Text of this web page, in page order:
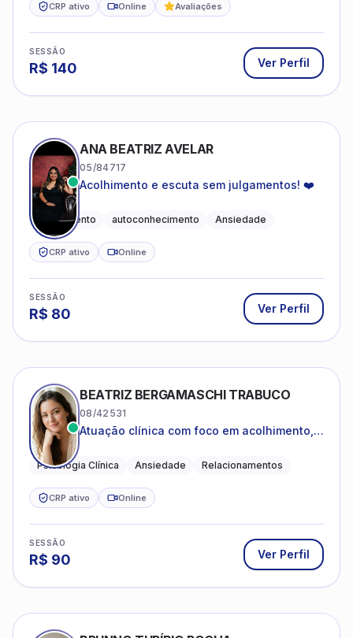
CRP ativo Online Avaliações
SESSÃO
R$ 140 Ver Perfil
ANA BEATRIZ AVELAR
05/84717
Acolhimento e escuta sem julgamentos! ❤️
Acolhimento autoconhecimento Ansiedade
CRP ativo Online
SESSÃO
R$ 80 Ver Perfil
BEATRIZ BERGAMASCHI TRABUCO
08/42531
Atuação clínica com foco em acolhimento,
Psicologia Clínica Ansiedade Relacionamentos
CRP ativo Online
SESSÃO
R$ 90 Ver Perfil